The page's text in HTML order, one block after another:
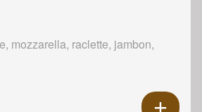
mozzarella, raclette, jambon,